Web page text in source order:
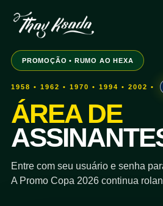
PROMOÇÃO • RUMO AO HEXA
1958 • 1962 • 1970 • 1994 • 2002 •
ÁREA DE
Entre com seu usuário e senha
A Promo Copa 2026 continua